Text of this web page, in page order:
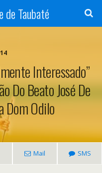
de Taubaté
Interessado”
Do Beato José De
Dom Odilo
Mail SMS